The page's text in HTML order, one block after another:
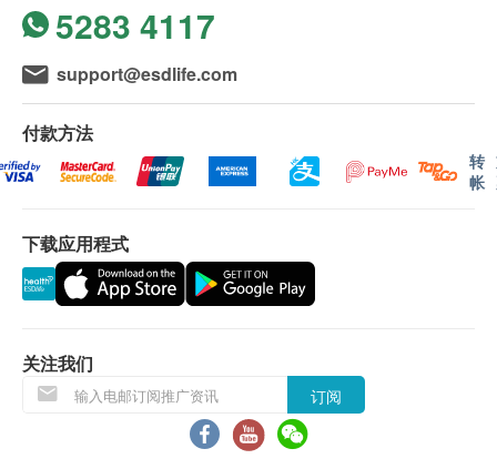
量多之后欲补充气血者。 ）、面色萎黄、头晕目
眩、手脚冰冷等症状；服后能有效调理体质及气血
循环、通顺调节经期，为增强免疫功能之品。
适用人士
月经前及月经后1 星期可减气血不足之M 痛)
女仕坐月20 日后
服用量及方法
每日2 次，每次4 粒
主要成份
当归，炒白芍，川芎，炒白术，熟地黄，党参，茯
5283 4117
support@esdlife.com
付款方法
转
帐
下载应用程式
关注我们
订阅